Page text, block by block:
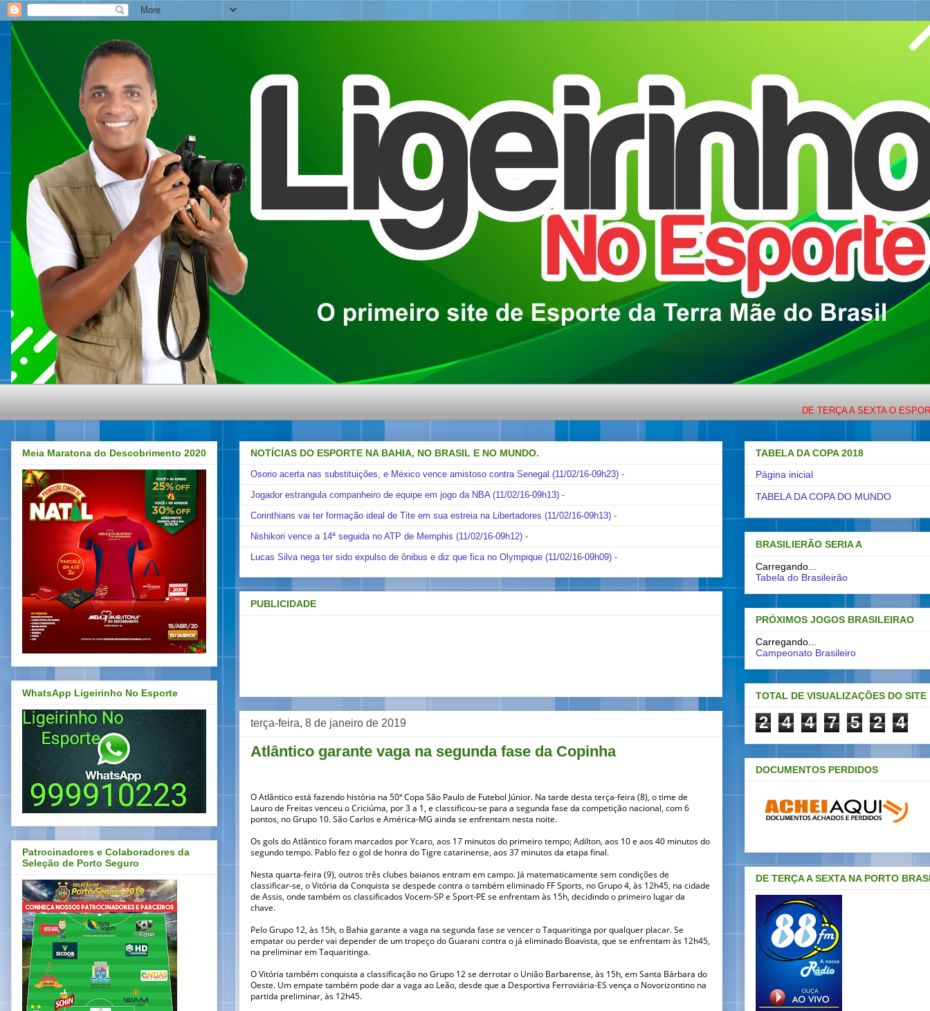
DE TERÇA A SEXTA O ESPORTE
NOTÍCIAS DO ESPORTE NA BAHIA, NO BRASIL E NO MUNDO.
Osorio acerta nas substituições, e México vence amistoso contra Senegal (11/02/16-09h23) -
Jogador estrangula companheiro de equipe em jogo da NBA (11/02/16-09h13) -
Corinthians vai ter formação ideal de Tite em sua estreia na Libertadores (11/02/16-09h13) -
Nishikori vence a 14ª seguida no ATP de Memphis (11/02/16-09h12) -
Lucas Silva nega ter sido expulso de ônibus e diz que fica no Olympique (11/02/16-09h09) -
PUBLICIDADE
terça-feira, 8 de janeiro de 2019
Atlântico garante vaga na segunda fase da Copinha
O Atlântico está fazendo história na 50ª Copa São Paulo de Futebol Júnior. Na tarde desta terça-feira (8), o time de
Lauro de Freitas venceu o Criciúma, por 3 a 1, e classificou-se para a segunda fase da competição nacional, com 6
pontos, no Grupo 10. São Carlos e América-MG ainda se enfrentam nesta noite.
Os gols do Atlântico foram marcados por Ycaro, aos 17 minutos do primeiro tempo; Adilton, aos 10 e aos 40 minutos do
segundo tempo. Pablo fez o gol de honra do Tigre catarinense, aos 37 minutos da etapa final.
Nesta quarta-feira (9), outros três clubes baianos entram em campo. Já matematicamente sem condições de
classificar-se, o Vitória da Conquista se despede contra o também eliminado FF Sports, no Grupo 4, às 12h45, na cidade
de Assis, onde também os classificados Vocem-SP e Sport-PE se enfrentam às 15h, decidindo o primeiro lugar da
chave.
Pelo Grupo 12, às 15h, o Bahia garante a vaga na segunda fase se vencer o Taquaritinga por qualquer placar. Se
empatar ou perder vai depender de um tropeço do Guarani contra o já eliminado Boavista, que se enfrentam às 12h45,
na preliminar em Taquaritinga.
O Vitória também conquista a classificação no Grupo 12 se derrotar o União Barbarense, às 15h, em Santa Bárbara do
Oeste. Um empate também pode dar a vaga ao Leão, desde que a Desportiva Ferroviária-ES vença o Novorizontino na
partida preliminar, às 12h45.
Meia Maratona do Descobrimento 2020
WhatsApp Ligeirinho No Esporte
Patrocinadores e Colaboradores da
Seleção de Porto Seguro
TABELA DA COPA 2018
Página inicial
TABELA DA COPA DO MUNDO
BRASILIERÃO SERIA A
Carregando...
Tabela do Brasileirão
PRÓXIMOS JOGOS BRASILEIRAO
Carregando...
Campeonato Brasileiro
TOTAL DE VISUALIZAÇÕES DO SITE
2 4 4 7 5 2 4
DOCUMENTOS PERDIDOS
DE TERÇA A SEXTA NA PORTO